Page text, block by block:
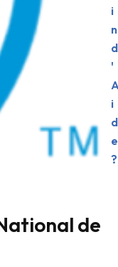
i
n
d
'
i
d
e
?
de